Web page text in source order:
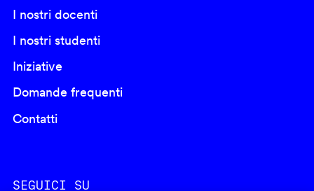
I nostri docenti
I nostri studenti
Iniziative
Domande frequenti
Contatti
SEGUICI SU